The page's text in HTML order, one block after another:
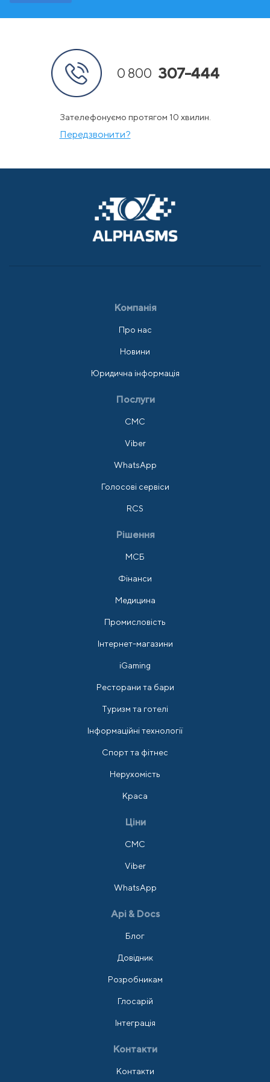
0 800 307-444
Зателефонуємо протягом 10 хвилин.
Передзвонити?
Компанія
Про нас
Новини
Юридична інформація
Послуги
СМС
Viber
WhatsApp
Голосові сервіси
RCS
Рішення
МСБ
Фінанси
Медицина
Промисловість
Інтернет-магазини
iGaming
Ресторани та бари
Туризм та готелі
Інформаційні технології
Спорт та фітнес
Нерухомість
Краса
Ціни
СМС
Viber
WhatsApp
Api & Docs
Блог
Довідник
Розробникам
Глосарій
Інтеграція
Контакти
Контакти